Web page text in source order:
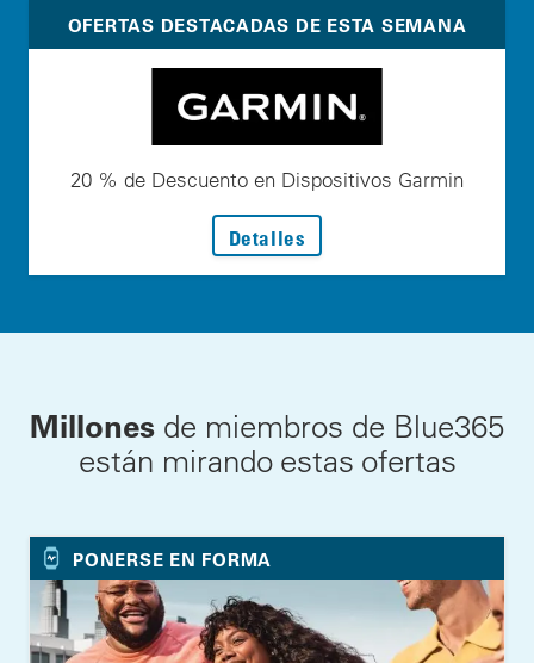
OFERTAS DESTACADAS DE ESTA SEMANA
20 % de Descuento en Dispositivos Garmin
Detalles
Millones de miembros de Blue365
están mirando estas ofertas
PONERSE EN FORMA